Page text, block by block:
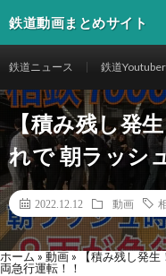
鉄道動画まとめサイト
鉄道ニュース 鉄道
【積み残し発
れで 朝ラッシ
2022.12.12 動画
ホーム » 動画 » 【積み残し発
両急行運転！！